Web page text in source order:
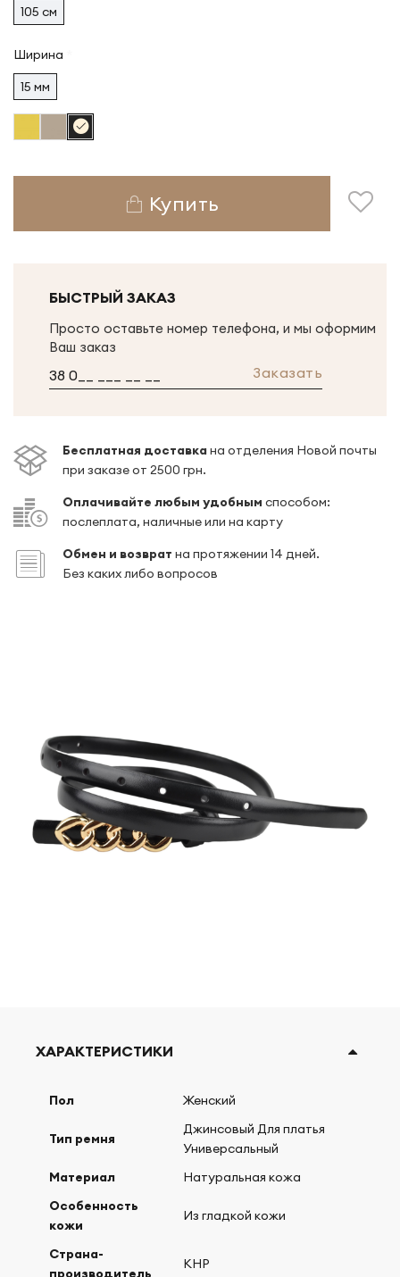
105 см
Ширина
15 мм
Купить
БЫСТРЫЙ ЗАКАЗ
Просто оставьте номер телефона, и мы оформим
Ваш заказ
Заказать
Беcплатная доставкана отделения Новой почты
при заказе от 2500 грн.
Оплачивайте любым удобным способом:
послеплата, наличные или на карту
Обмен и возврат на протяжении 14 дней.
Без каких либо вопросов
ХАРАКТЕРИСТИКИ
Пол Женский
Тип ремня
Джинсовый Для платья
Универсальный
Материал
Натуральная кожа
Особенность
кожи
Из гладкой кожи
Страна-
производитель
КНР